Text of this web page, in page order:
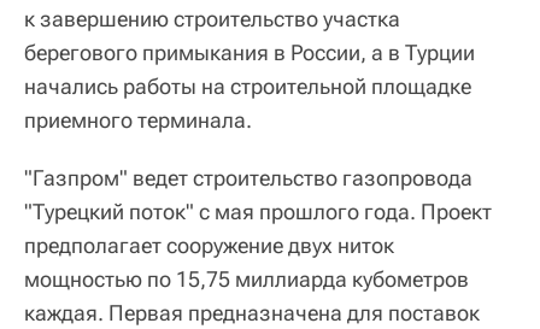
к завершению строительство участка
берегового примыкания в России, а в Турции
начались работы на строительной площадке
приемного терминала.
"Газпром" ведет строительство газопровода
"Турецкий поток" с мая прошлого года. Проект
предполагает сооружение двух ниток
мощностью по 15,75 миллиарда кубометров
каждая. Первая предназначена для поставок